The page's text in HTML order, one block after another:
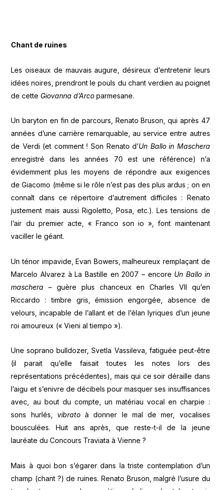
Chant de ruines
Les oiseaux de mauvais augure, désireux d’entretenir leurs
idées noires, prendront le pouls du chant verdien au poignet
de cette Giovanna d’Arco parmesane.
Un baryton en fin de parcours, Renato Bruson, qui après 47
années d’une carrière remarquable, au service entre autres
de Verdi (et comment ! Son Renato d’Un Ballo in Maschera
enregistré dans les années 70 est une référence) n’a
évidemment plus les moyens de répondre aux exigences
de Giacomo (même si le rôle n’est pas des plus ardus ; on en
connaît dans ce répertoire d’autrement difficiles : Renato
justement mais aussi Rigoletto, Posa, etc.). Les tensions de
l’air du premier acte, « Franco son io », font maintenant
vaciller le géant.
Un ténor impavide, Evan Bowers, malheureux remplaçant de
Marcelo Alvarez à La Bastille en 2007 – encore Un Ballo in
maschera – guère plus chanceux en Charles VII qu’en
Riccardo : timbre gris, émission engorgée, absence de
velours, incapable de l’allant et de l’élan lyriques d’un jeune
roi amoureux (« Vieni al tiempo »).
Une soprano bulldozer, Svetla Vassileva, fatiguée peut-être
(il parait qu’elle faisait toutes les notes lors des
représentations précédentes), mais qui ce soir déraille dans
l’aigu et s’enivre de décibels pour masquer ses insuffisances
avec, au bout du compte, un matériau vocal en charpie :
sons hurlés, vibratoà donner le mal de mer, vocalises
bousculées. Huit ans après, que reste-t-il de la jeune
lauréate du Concours Traviata à Vienne ?
Mais à quoi bon s’égarer dans la triste contemplation d’un
champ (chant ?) de ruines. Renato Bruson, malgré l’usure du